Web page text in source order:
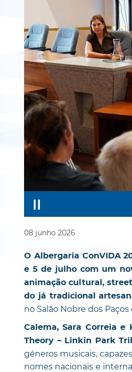
08 junho 2026
O Albergaria ConVIDA
e 5 de julho com um
animação cultural,
do já tradicional
no Salão Nobre dos
Calema, Sara Correia e
Theory – Linkin Park
géneros musicais,
nomes nacionais e